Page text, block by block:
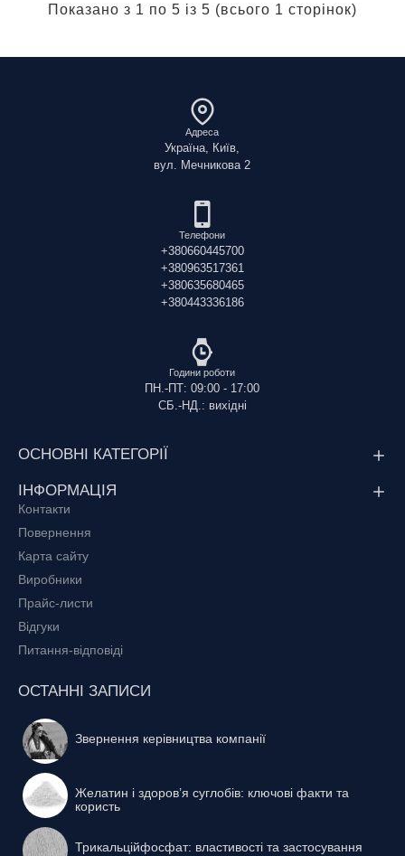
Показано з 1 по 5 із 5 (всього 1 сторінок)
Адреса
Україна, Київ,
вул. Мечникова 2
Телефони
+380660445700
+380963517361
+380635680465
+380443336186
Години роботи
ПН.-ПТ: 09:00 - 17:00
СБ.-НД.: вихідні
ОСНОВНІ КАТЕГОРІЇ
ІНФОРМАЦІЯ
Контакти
Повернення
Карта сайту
Виробники
Прайс-листи
Відгуки
Питання-відповіді
ОСТАННІ ЗАПИСИ
Звернення керівництва компанії
Желатин і здоров’я суглобів: ключові факти та
користь
Трикальційфосфат: властивості та застосування